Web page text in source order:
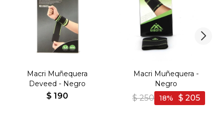
Macri Muñequera
Deveed - Negro
$ 190
Macri Muñequera -
Negro
$ 250 $ 205
18